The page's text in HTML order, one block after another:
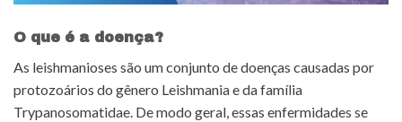
O que é a doença?
As leishmanioses são um conjunto de doenças causadas por
protozoários do gênero Leishmania e da família
Trypanosomatidae. De modo geral, essas enfermidades se